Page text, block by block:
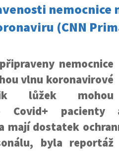
nemocnice
(CNN
nemocnice
vlnu koronavirové
lůžek mohou
Covid+
mají dostatek
byla